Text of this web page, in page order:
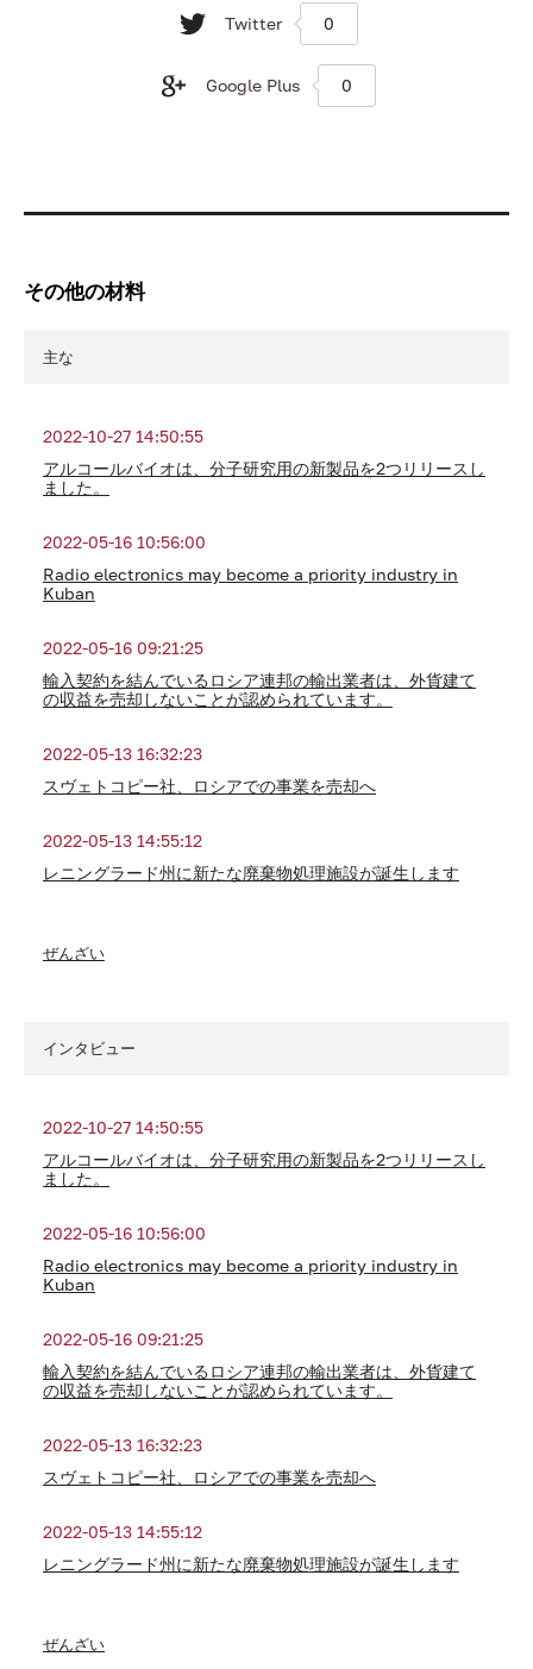
Twitter 0
Google Plus 0
その他の材料
主な
2022-10-27 14:50:55
アルコールバイオは、分子研究用の新製品を2つリリースし
ました。
2022-05-16 10:56:00
Radio electronics may become a priority industry in
Kuban
2022-05-16 09:21:25
輸入契約を結んでいるロシア連邦の輸出業者は、外貨建て
の収益を売却しないことが認められています。
2022-05-13 16:32:23
スヴェトコピー社、ロシアでの事業を売却へ
2022-05-13 14:55:12
レニングラード州に新たな廃棄物処理施設が誕生します
ぜんざい
インタビュー
2022-10-27 14:50:55
アルコールバイオは、分子研究用の新製品を2つリリースし
ました。
2022-05-16 10:56:00
Radio electronics may become a priority industry in
Kuban
2022-05-16 09:21:25
輸入契約を結んでいるロシア連邦の輸出業者は、外貨建て
の収益を売却しないことが認められています。
2022-05-13 16:32:23
スヴェトコピー社、ロシアでの事業を売却へ
2022-05-13 14:55:12
レニングラード州に新たな廃棄物処理施設が誕生します
ぜんざい